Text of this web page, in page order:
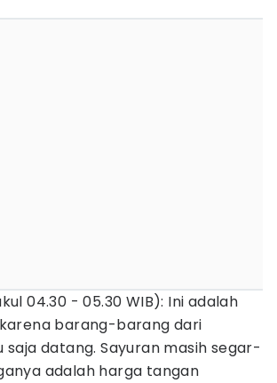
04.30 - 05.30 WIB): Ini adalah
barang-barang dari
saja datang. Sayuran masih segar-
adalah harga tangan